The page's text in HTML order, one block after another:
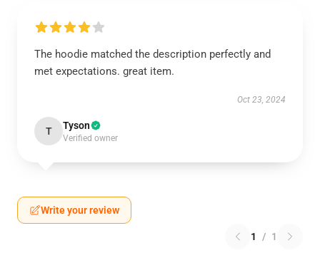
The hoodie matched the description perfectly and
met expectations. great item.
Oct 23, 2024
T Tyson
Verified owner
Write your review
1 / 1